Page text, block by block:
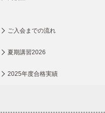
ご入会までの流れ
夏期講習2026
2025年度合格実績